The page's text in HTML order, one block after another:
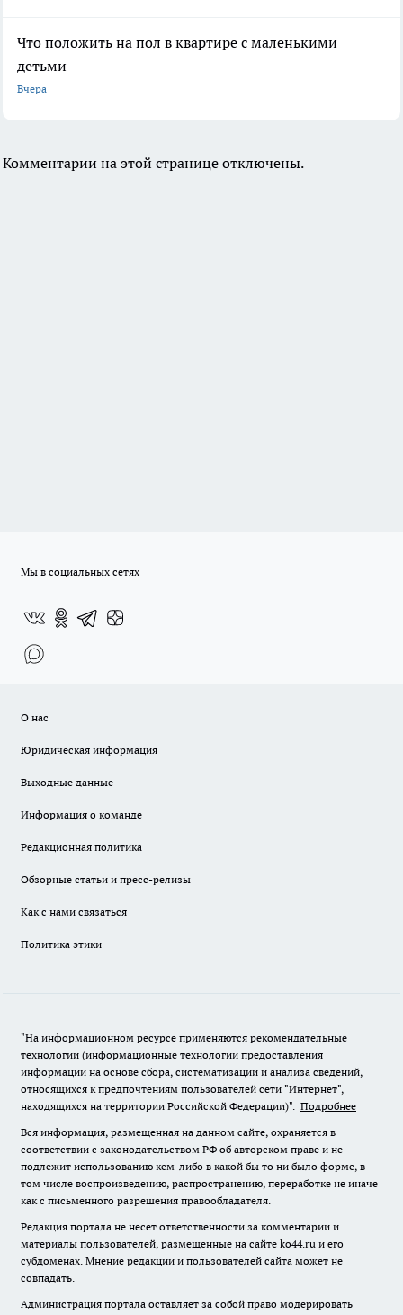
Что положить на пол в квартире с маленькими
детьми
Вчера
Комментарии на этой странице отключены.
Мы в социальных сетях
О нас
Юридическая информация
Выходные данные
Информация о команде
Редакционная политика
Обзорные статьи и пресс-релизы
Как с нами связаться
Политика этики
"На информационном ресурсе применяются рекомендательные
технологии (информационные технологии предоставления
информации на основе сбора, систематизации и анализа сведений,
относящихся к предпочтениям пользователей сети "Интернет",
находящихся на территории Российской Федерации)". Подробнее
Вся информация, размещенная на данном сайте, охраняется в
соответствии с законодательством РФ об авторском праве и не
подлежит использованию кем-либо в какой бы то ни было форме, в
том числе воспроизведению, распространению, переработке не иначе
как с письменного разрешения правообладателя.
Редакция портала не несет ответственности за комментарии и
материалы пользователей, размещенные на сайте ko44.ru и его
субдоменах. Мнение редакции и пользователей сайта может не
совпадать.
Администрация портала оставляет за собой право модерировать